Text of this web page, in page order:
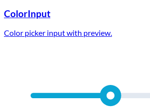
ColorInput
Color picker input with preview.